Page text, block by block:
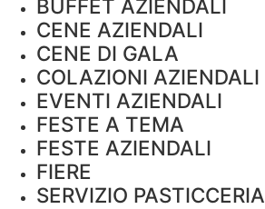
BUFFET AZIENDALI
CENE AZIENDALI
CENE DI GALA
COLAZIONI AZIENDALI
EVENTI AZIENDALI
FESTE A TEMA
FESTE AZIENDALI
FIERE
SERVIZIO PASTICCERIA